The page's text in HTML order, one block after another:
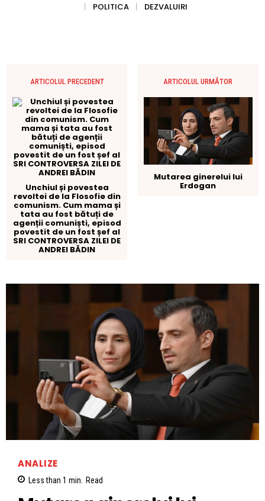
POLITICA
DEZVALUIRI
ARTICOLUL PRECEDENT
Unchiul și povestea
revoltei de la Flosofie din
comunism. Cum mama și
tata au fost bătuți de
agenții comuniști, episod
povestit de un fost șef al
SRI CONTROVERSA ZILEI DE
ANDREI BĂDIN
ARTICOLUL URMĂTOR
Mutarea ginerelui lui
Erdogan